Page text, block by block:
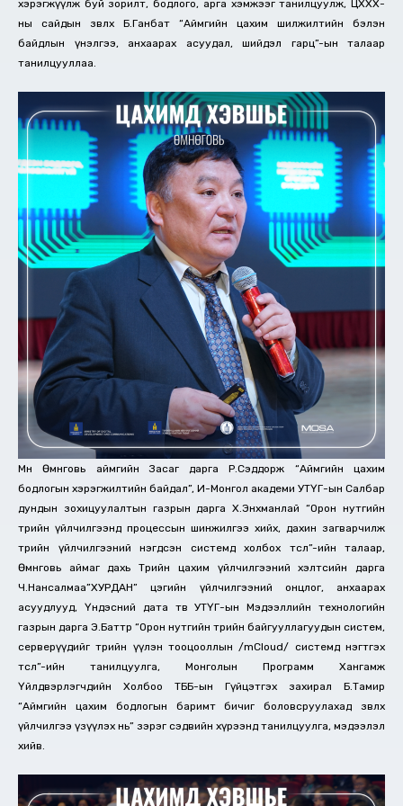
хэрэгжүүлж буй зорилт, бодлого, арга хэмжээг танилцуулж, ЦХХХ-
ны сайдын зөвлөх Б.Ганбат “Аймгийн цахим шилжилтийн бэлэн
байдлын үнэлгээ, анхаарах асуудал, шийдэл гарц”-ын талаар
танилцууллаа.
Мөн Өмнөговь аймгийн Засаг дарга Р.Сэддорж “Аймгийн цахим
бодлогын хэрэгжилтийн байдал”, И-Монгол академи УТҮГ-ын Салбар
дундын зохицуулалтын газрын дарга Х.Энхманлай “Орон нутгийн
төрийн үйлчилгээнд процессын шинжилгээ хийх, дахин загварчилж
төрийн үйлчилгээний нэгдсэн системд холбох төсөл”-ийн талаар,
Өмнөговь аймаг дахь Төрийн цахим үйлчилгээний хэлтсийн дарга
Ч.Нансалмаа”ХУРДАН” цэгийн үйлчилгээний онцлог, анхаарах
асуудлууд, Үндэсний дата төв УТҮГ-ын Мэдээллийн технологийн
газрын дарга Э.Баттөр “Орон нутгийн төрийн байгууллагуудын систем,
серверүүдийг төрийн үүлэн тооцооллын /mCloud/ системд нэгтгэх
төсөл”-ийн танилцуулга, Монголын Программ Хангамж
Үйлдвэрлэгчдийн Холбоо ТББ-ын Гүйцэтгэх захирал Б.Тамир
“Аймгийн цахим бодлогын баримт бичиг боловсруулахад зөвлөх
үйлчилгээ үзүүлэх нь” зэрэг сэдвийн хүрээнд танилцуулга, мэдээлэл
хийв.